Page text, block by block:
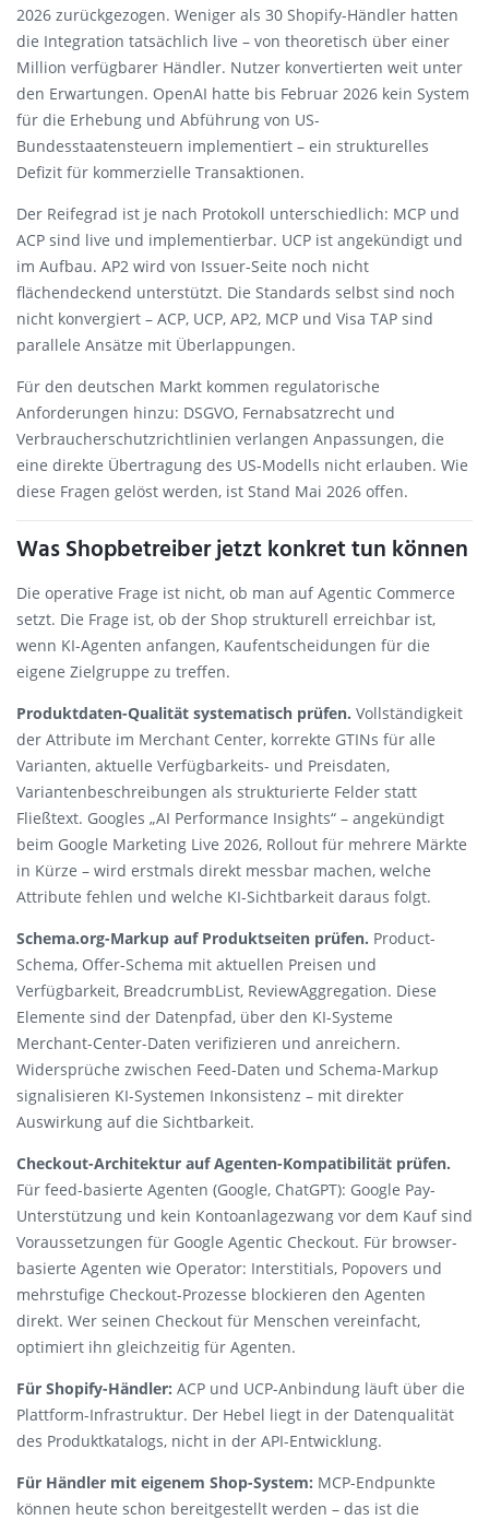
2026 zurückgezogen. Weniger als 30 Shopify-Händler hatten
die Integration tatsächlich live – von theoretisch über einer
Million verfügbarer Händler. Nutzer konvertierten weit unter
den Erwartungen. OpenAI hatte bis Februar 2026 kein System
für die Erhebung und Abführung von US-
Bundesstaatensteuern implementiert – ein strukturelles
Defizit für kommerzielle Transaktionen.
Der Reifegrad ist je nach Protokoll unterschiedlich: MCP und
ACP sind live und implementierbar. UCP ist angekündigt und
im Aufbau. AP2 wird von Issuer-Seite noch nicht
flächendeckend unterstützt. Die Standards selbst sind noch
nicht konvergiert – ACP, UCP, AP2, MCP und Visa TAP sind
parallele Ansätze mit Überlappungen.
Für den deutschen Markt kommen regulatorische
Anforderungen hinzu: DSGVO, Fernabsatzrecht und
Verbraucherschutzrichtlinien verlangen Anpassungen, die
eine direkte Übertragung des US-Modells nicht erlauben. Wie
diese Fragen gelöst werden, ist Stand Mai 2026 offen.
Was Shopbetreiber jetzt konkret tun können
Die operative Frage ist nicht, ob man auf Agentic Commerce
setzt. Die Frage ist, ob der Shop strukturell erreichbar ist,
wenn KI-Agenten anfangen, Kaufentscheidungen für die
eigene Zielgruppe zu treffen.
Produktdaten-Qualität systematisch prüfen. Vollständigkeit
der Attribute im Merchant Center, korrekte GTINs für alle
Varianten, aktuelle Verfügbarkeits- und Preisdaten,
Variantenbeschreibungen als strukturierte Felder statt
Fließtext. Googles „AI Performance Insights“ – angekündigt
beim Google Marketing Live 2026, Rollout für mehrere Märkte
in Kürze – wird erstmals direkt messbar machen, welche
Attribute fehlen und welche KI-Sichtbarkeit daraus folgt.
Schema.org-Markup auf Produktseiten prüfen. Product-
Schema, Offer-Schema mit aktuellen Preisen und
Verfügbarkeit, BreadcrumbList, ReviewAggregation. Diese
Elemente sind der Datenpfad, über den KI-Systeme
Merchant-Center-Daten verifizieren und anreichern.
Widersprüche zwischen Feed-Daten und Schema-Markup
signalisieren KI-Systemen Inkonsistenz – mit direkter
Auswirkung auf die Sichtbarkeit.
Checkout-Architektur auf Agenten-Kompatibilität prüfen.
Für feed-basierte Agenten (Google, ChatGPT): Google Pay-
Unterstützung und kein Kontoanlagezwang vor dem Kauf sind
Voraussetzungen für Google Agentic Checkout. Für browser-
basierte Agenten wie Operator: Interstitials, Popovers und
mehrstufige Checkout-Prozesse blockieren den Agenten
direkt. Wer seinen Checkout für Menschen vereinfacht,
optimiert ihn gleichzeitig für Agenten.
Für Shopify-Händler: ACP und UCP-Anbindung läuft über die
Plattform-Infrastruktur. Der Hebel liegt in der Datenqualität
des Produktkatalogs, nicht in der API-Entwicklung.
Für Händler mit eigenem Shop-System: MCP-Endpunkte
können heute schon bereitgestellt werden – das ist die